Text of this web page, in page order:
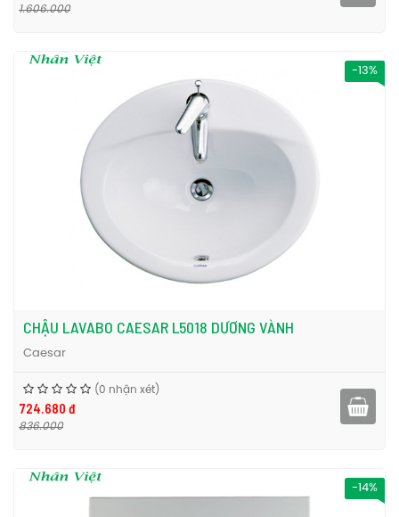
1.606.000
-13%
CHẬU LAVABO CAESAR L5018 DƯƠNG VÀNH
Caesar
(0 nhận xét)
724.680 đ
836.000
-14%